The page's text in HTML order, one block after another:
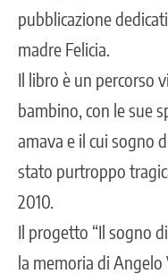
pubblicazione
madre Felicia.
Il libro è un percorso
bambino, con le sue
amava e il cui sogno
stato purtroppo
2010.
Il progetto “Il sogno
la memoria di Angelo